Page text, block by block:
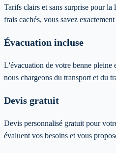
Tarifs clairs et sans surprise pour la
frais cachés, vous savez
Évacuation incluse
L'évacuation de votre benne pleine
nous chargeons du transport et du
Devis gratuit
Devis personnalisé gratuit pour
évaluent vos besoins et vous